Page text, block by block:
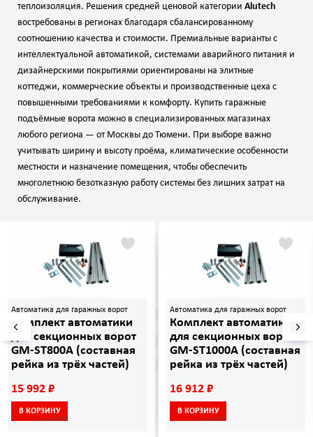
теплоизоляция. Решения средней ценовой категории Alutech
востребованы в регионах благодаря сбалансированному
соотношению качества и стоимости. Премиальные варианты с
интеллектуальной автоматикой, системами аварийного питания и
дизайнерскими покрытиями ориентированы на элитные
коттеджи, коммерческие объекты и производственные цеха с
повышенными требованиями к комфорту. Купить гаражные
подъёмные ворота можно в специализированных магазинах
любого региона — от Москвы до Тюмени. При выборе важно
учитывать ширину и высоту проёма, климатические особенности
местности и назначение помещения, чтобы обеспечить
многолетнюю безотказную работу системы без лишних затрат на
обслуживание.
Автоматика для гаражных ворот
Комплект автоматики
для секционных ворот
GM-ST800A (составная
рейка из трёх частей)
15 992 ₽
В КОРЗИНУ
Автоматика для гаражных ворот
Комплект автоматики
для секционных ворот
GM-ST1000A (составная
рейка из трёх частей)
16 912 ₽
В КОРЗИНУ